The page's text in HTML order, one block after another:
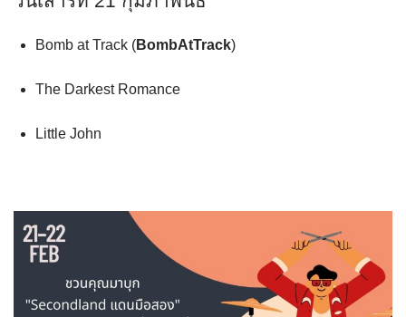
Bomb at Track (BombAtTrack)
The Darkest Romance
Little John